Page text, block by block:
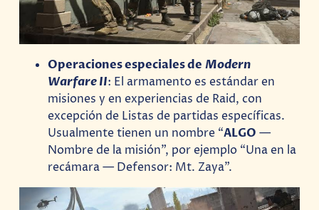
Operaciones especiales deModern
Warfare II: El armamento es estándar en
misiones y en experiencias de Raid, con
excepción de Listas de partidas específicas.
Usualmente tienen un nombre “ALGO —
Nombre de la misión”, por ejemplo “Una en la
recámara — Defensor: Mt. Zaya”.